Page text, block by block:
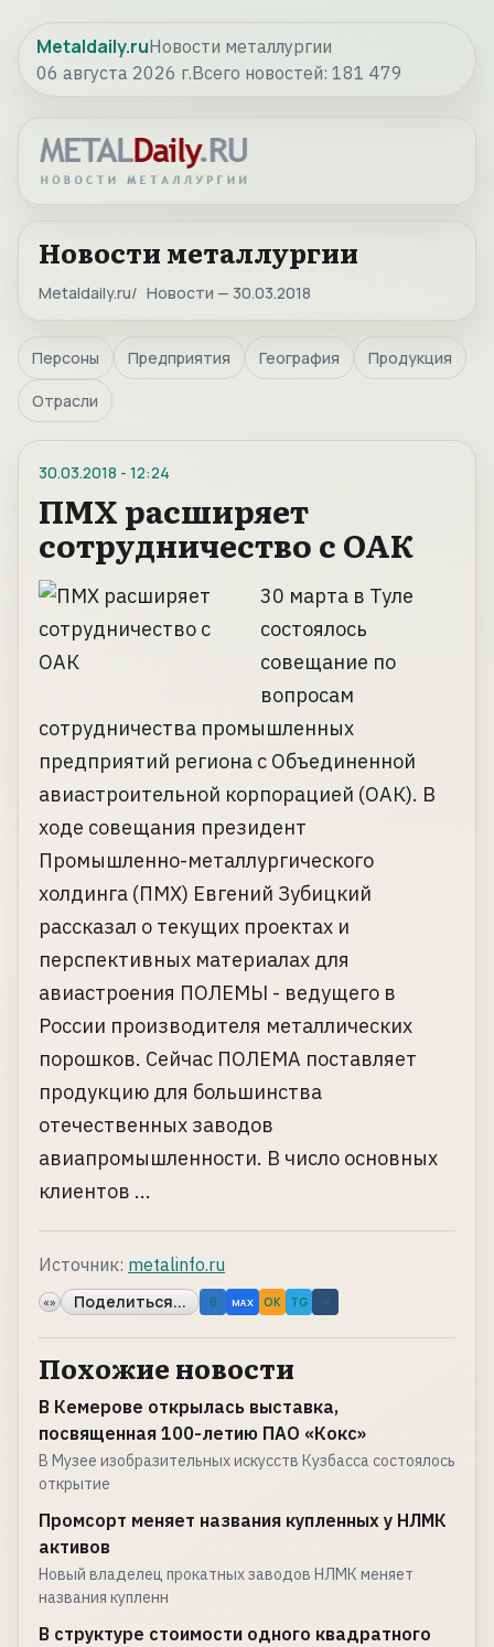
Metaldaily.ruНовости металлургии
06 августа 2026 г.Всего новостей: 181 479
Новости металлургии
Metaldaily.ru Новости — 30.03.2018
Персоны Предприятия География Продукция
Отрасли
30.03.2018 - 12:24
ПМХ расширяет
сотрудничество с ОАК
30 марта в Туле
состоялось
совещание по
вопросам
сотрудничества промышленных
предприятий региона с Объединенной
авиастроительной корпорацией (ОАК). В
ходе совещания президент
Промышленно-металлургического
холдинга (ПМХ) Евгений Зубицкий
рассказал о текущих проектах и
перспективных материалах для
авиастроения ПОЛЕМЫ - ведущего в
России производителя металлических
порошков. Сейчас ПОЛЕМА поставляет
продукцию для большинства
отечественных заводов
авиапромышленности. В число основных
клиентов ...
Источник: metalinfo.ru
«» Поделиться... B MAX OK TG ↗
Похожие новости
В Кемерове открылась выставка,
посвященная 100-летию ПАО «Кокс»
В Музее изобразительных искусств Кузбасса состоялось
открытие
Промсорт меняет названия купленных у НЛМК
активов
Новый владелец прокатных заводов НЛМК меняет
названия купленн
В структуре стоимости одного квадратного